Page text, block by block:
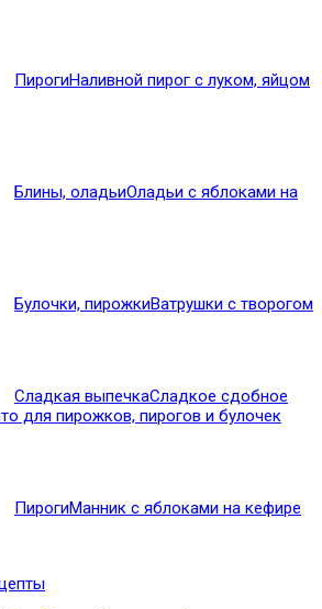
ПирогиНаливной пирог с луком, яйцом
Блины, оладьиОладьи с яблоками на
Булочки, пирожкиВатрушки с творогом
Сладкая выпечкаСладкое сдобное
для пирожков, пирогов и булочек
ПирогиМанник с яблоками на кефире